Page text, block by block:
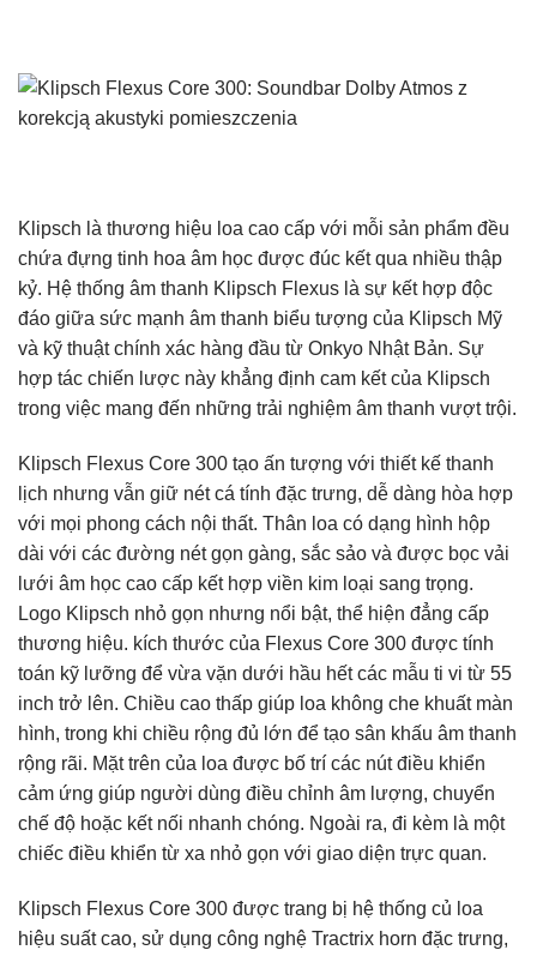
Klipsch là thương hiệu loa cao cấp với mỗi sản phẩm đều
chứa đựng tinh hoa âm học được đúc kết qua nhiều thập
kỷ. Hệ thống âm thanh Klipsch Flexus là sự kết hợp độc
đáo giữa sức mạnh âm thanh biểu tượng của Klipsch Mỹ
và kỹ thuật chính xác hàng đầu từ Onkyo Nhật Bản. Sự
hợp tác chiến lược này khẳng định cam kết của Klipsch
trong việc mang đến những trải nghiệm âm thanh vượt trội.
Klipsch Flexus Core 300 tạo ấn tượng với thiết kế thanh
lịch nhưng vẫn giữ nét cá tính đặc trưng, dễ dàng hòa hợp
với mọi phong cách nội thất. Thân loa có dạng hình hộp
dài với các đường nét gọn gàng, sắc sảo và được bọc vải
lưới âm học cao cấp kết hợp viền kim loại sang trọng.
Logo Klipsch nhỏ gọn nhưng nổi bật, thể hiện đẳng cấp
thương hiệu. kích thước của Flexus Core 300 được tính
toán kỹ lưỡng để vừa vặn dưới hầu hết các mẫu ti vi từ 55
inch trở lên. Chiều cao thấp giúp loa không che khuất màn
hình, trong khi chiều rộng đủ lớn để tạo sân khấu âm thanh
rộng rãi. Mặt trên của loa được bố trí các nút điều khiển
cảm ứng giúp người dùng điều chỉnh âm lượng, chuyển
chế độ hoặc kết nối nhanh chóng. Ngoài ra, đi kèm là một
chiếc điều khiển từ xa nhỏ gọn với giao diện trực quan.
Klipsch Flexus Core 300 được trang bị hệ thống củ loa
hiệu suất cao, sử dụng công nghệ Tractrix horn đặc trưng,